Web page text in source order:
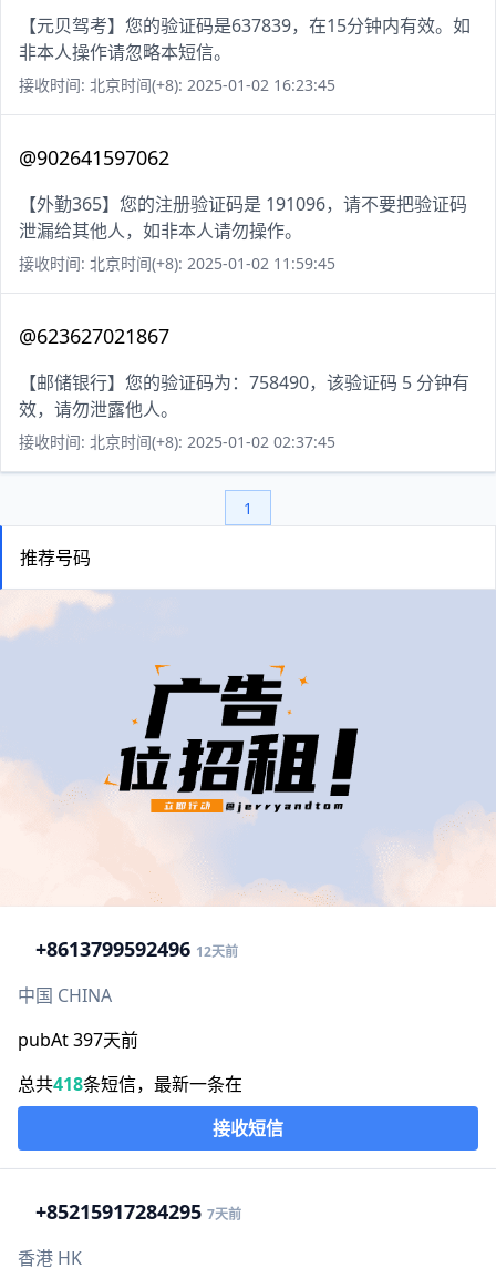
【元贝驾考】您的验证码是637839，在15分钟内有效。如
非本人操作请忽略本短信。
接收时间: 北京时间(+8): 2025-01-02 16:23:45
@902641597062
【外勤365】您的注册验证码是 191096，请不要把验证码
泄漏给其他人，如非本人请勿操作。
接收时间: 北京时间(+8): 2025-01-02 11:59:45
@623627021867
【邮储银行】您的验证码为：758490，该验证码 5 分钟有
效，请勿泄露他人。
接收时间: 北京时间(+8): 2025-01-02 02:37:45
1
推荐号码
+8613799592496 12天前
中国 CHINA
pubAt 397天前
总共418条短信，最新一条在
接收短信
+85215917284295 7天前
香港 HK